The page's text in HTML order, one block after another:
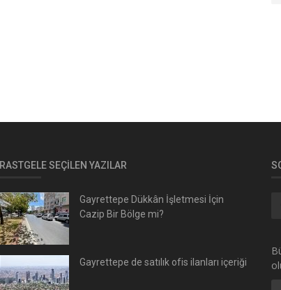
RASTGELE SEÇILEN YAZILAR
Gayrettepe Dükkân İşletmesi İçin
Cazip Bir Bölge mi?
Gayrettepe de satılık ofis ilanları içeriği